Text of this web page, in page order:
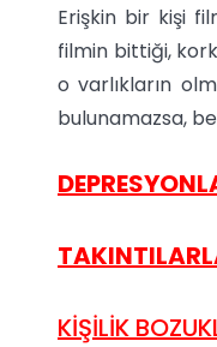
Erişkin bir kişi
filmin bittiği,
o varlıkların
bulunamazsa,
KİŞİLİK